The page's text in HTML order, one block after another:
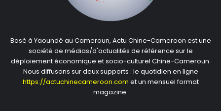
Basé à Yaoundé au Cameroun, Actu Chine-Cameroon est une
société de médias/d'actualités de référence sur le
déploiement économique et socio-culturel Chine-Cameroun.
Nous diffusons sur deux supports : le quotidien en ligne
https://actuchinecameroon.com et un mensuel format
magazine.